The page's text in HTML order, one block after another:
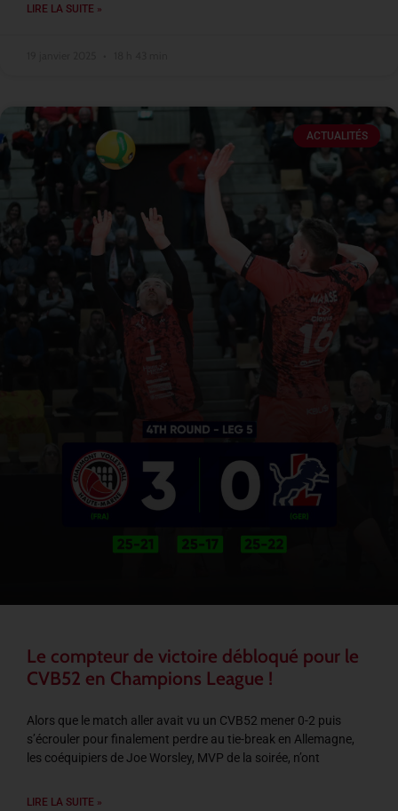
LIRE LA SUITE »
ACTUALITÉS
Le compteur de victoire débloqué pour le
CVB52 en Champions League !
Alors que le match aller avait vu un CVB52 mener 0-2 puis
s’écrouler pour finalement perdre au tie-break en Allemagne,
les coéquipiers de Joe Worsley, MVP de la soirée, n’ont
LIRE LA SUITE »